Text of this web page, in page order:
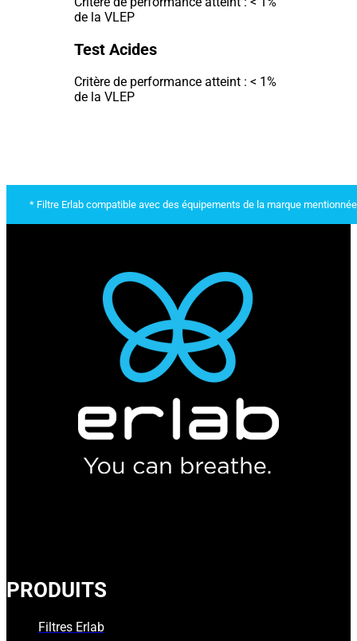
de la VLEP
Test Acides
Critère de performance atteint : < 1%
de la VLEP
* Filtre Erlab compatible avec des équipements de la marque
PRODUITS
Filtres Erlab